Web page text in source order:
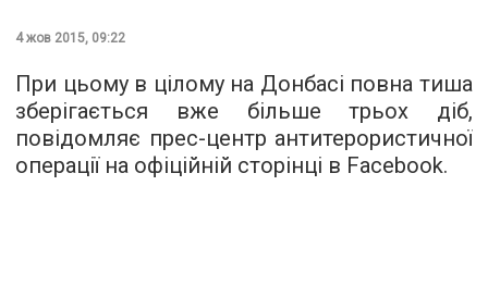
4 жов 2015, 09:22
При цьому в цілому на Донбасі повна тиша
зберігається вже більше трьох діб,
повідомляє прес-центр антитерористичної
операції на офіційній сторінці в Facebook.